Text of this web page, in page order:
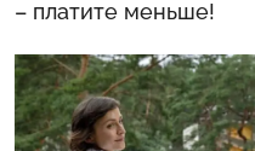
– платите меньше!